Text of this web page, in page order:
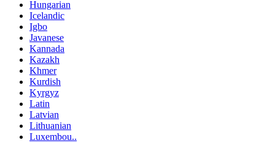
Hungarian
Icelandic
Igbo
Javanese
Kannada
Kazakh
Khmer
Kurdish
Kyrgyz
Latin
Latvian
Lithuanian
Luxembou..